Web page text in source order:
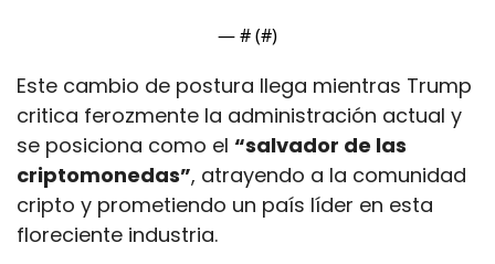
— # (#)
Este cambio de postura llega mientras Trump
critica ferozmente la administración actual y
se posiciona como el “salvador de las
criptomonedas”, atrayendo a la comunidad
cripto y prometiendo un país líder en esta
floreciente industria.